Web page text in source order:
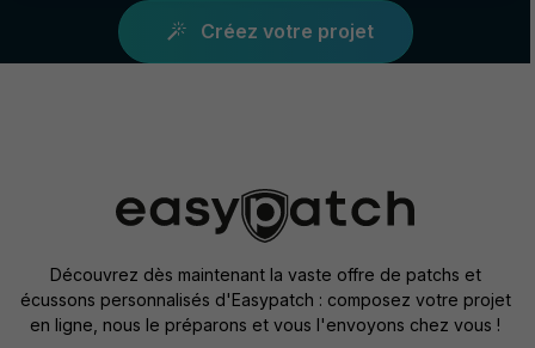
Créez votre projet
Découvrez dès maintenant la vaste offre de patchs et
écussons personnalisés d'Easypatch : composez votre projet
en ligne, nous le préparons et vous l'envoyons chez vous !